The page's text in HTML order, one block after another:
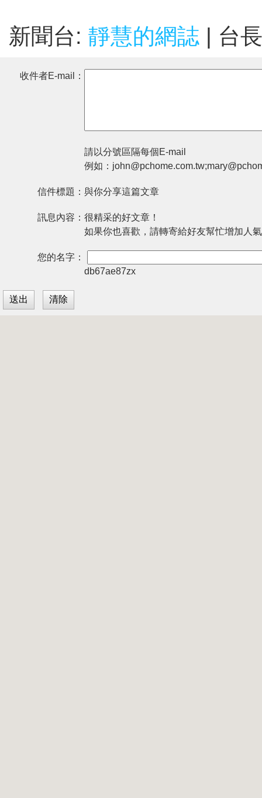
新聞台: 靜慧的網誌 | 台
收件者E-mail：
請以分號區隔每個E-mail
例如：
信件標題： 與你分享這篇文章
訊息內容： 很精采的好文章！
如果你也喜歡，請轉寄給好友幫忙增加人
您的名字：
db67ae87zx